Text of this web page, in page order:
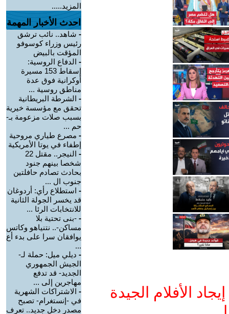
الأفلام الجيدة
المزيد.....
احدث الأخبار المهمة
- شاهد.. نائب ترشق
رئيس وزراء كوسوفو
المؤقت بالبيض
- الدفاع الروسية:
إسقاط 153 مسيرة
أوكرانية فوق عدة
مناطق روسية ...
- الشرطة البريطانية
تحقق مع مؤسسة خيرية
بسبب صلات مزعومة بـ-
حم ...
- مصرع طياري مروحية
إطفاء في يوتا الأمريكية
-
النيجر.. مقتل 22
شخصا بينهم جنود
بحادث تصادم حافلتين
جنوب ال ...
- استطلاع رأي: أردوغان
قد يخسر الجولة الثانية
للانتخابات الرئا ...
- -بنى تحتية بلا
مساكن-.. نتنياهو وكاتس
يوافقان سرا على بدء أع
...
- ديلي ميل: حملة لـ-
الجيش الجمهوري
الجديد- قد تدفع
مهاجرين إلى ...
- الاشتراكات الشهرية
في -إنستغرام- تصبح
مصدر دخل جديد.. تعرف